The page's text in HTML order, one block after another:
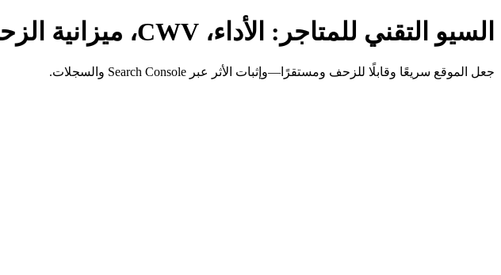
السيو التقني للمتاجر: الأداء، CWV، ميزانية الزحف والتكرار
جعل الموقع سريعًا وقابلًا للزحف ومستقرًا—وإثبات الأثر عبر Search Console والسجلات.